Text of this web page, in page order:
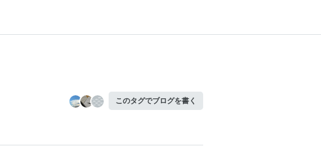
このタグでブログを書く